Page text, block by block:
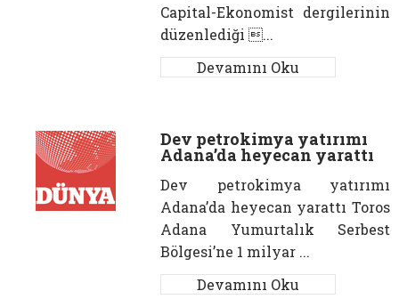
Capital-Ekonomist dergilerinin
düzenlediği ...
Devamını Oku
Dev petrokimya yatırımı
Adana’da heyecan yarattı
Dev petrokimya yatırımı
Adana’da heyecan yarattı Toros
Adana Yumurtalık Serbest
Bölgesi’ne 1 milyar ...
Devamını Oku